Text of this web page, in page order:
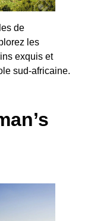
de
les
exquis et
sud-africaine.